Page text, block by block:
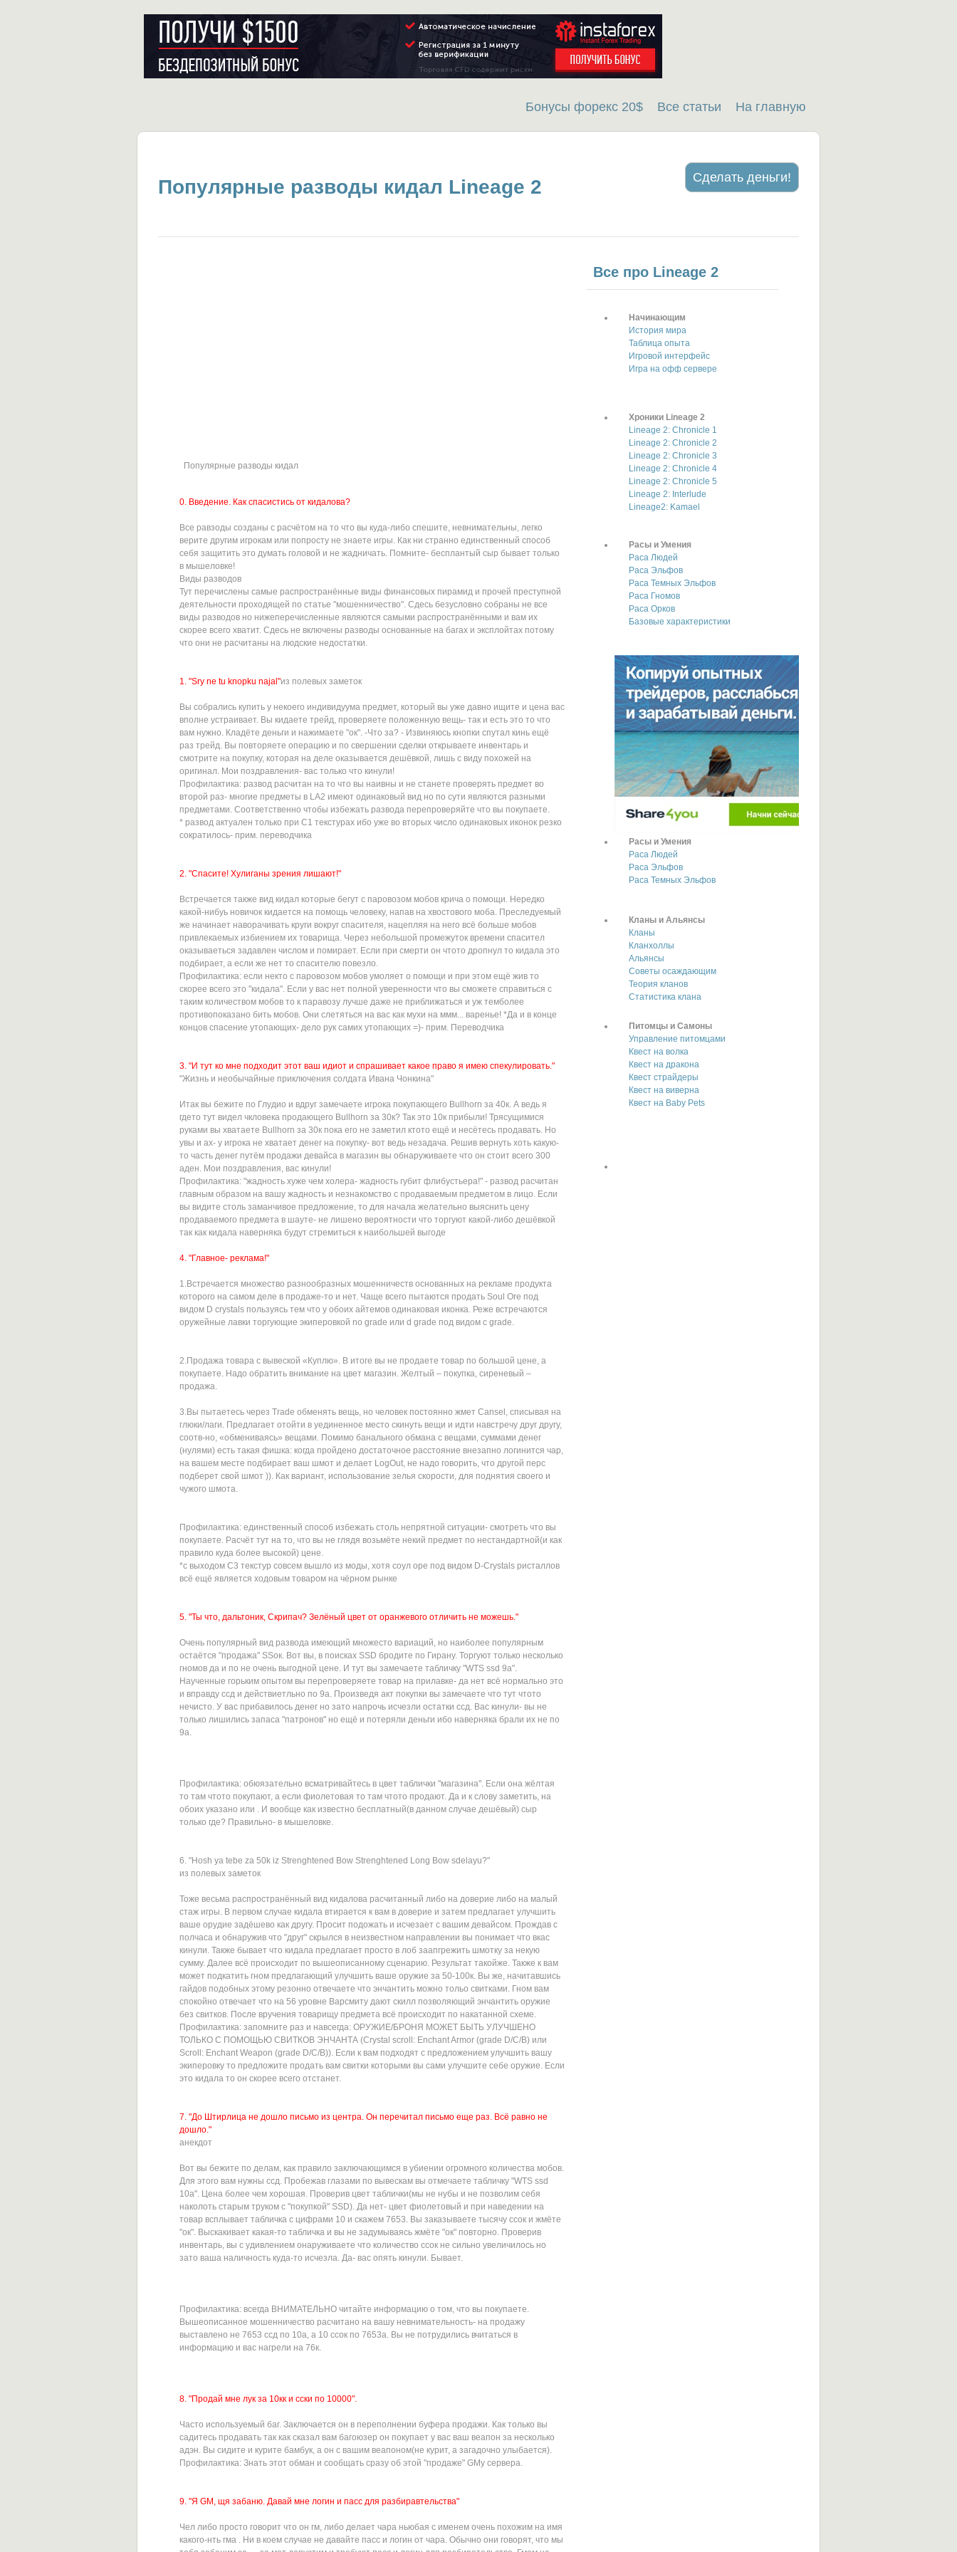
Бонусы форекс 20$ Все статьи На главную
Сделать деньги!
Популярные разводы кидал Lineage 2
Популярные разводы кидал
0. Введение. Как спасистись от кидалова?
Все равзоды созданы с расчётом на то что вы куда-либо спешите, невнимательны, легко
верите другим игрокам или попросту не знаете игры. Как ни странно единственный способ
себя защитить это думать головой и не жадничать. Помните- бесплантый сыр бывает только
в мышеловке!
Виды разводов
Тут перечислены самые распространённые виды финансовых пирамид и прочей преступной
деятельности проходящей по статье "мошенничество". Сдесь безусловно собраны не все
виды разводов но нижеперечисленные являются самыми распространёнными и вам их
скорее всего хватит. Сдесь не включены разводы основанные на багах и эксплойтах потому
что они не расчитаны на людские недостатки.
1. "Sry ne tu knopku najal"из полевых заметок
Вы собрались купить у некоего индивидуума предмет, который вы уже давно ищите и цена вас
вполне устраивает. Вы кидаете трейд, проверяете положенную вещь- так и есть это то что
вам нужно. Кладёте деньги и нажимаете "ок". -Что за? - Извиняюсь кнопки спутал кинь ещё
раз трейд. Вы повторяете операцию и по свершении сделки открываете инвентарь и
смотрите на покупку, которая на деле оказывается дешёвкой, лишь с виду похожей на
оригинал. Мои поздравления- вас только что кинули!
Профилактика: развод расчитан на то что вы наивны и не станете проверять предмет во
второй раз- многие предметы в LA2 имеют одинаковый вид но по сути являются разными
предметами. Соответственно чтобы избежать развода перепроверяйте что вы покупаете.
* развод актуален только при C1 текстурах ибо уже во вторых число одинаковых иконок резко
сократилось- прим. переводчика
2. "Спасите! Хулиганы зрения лишают!"
Встречается также вид кидал которые бегут с паровозом мобов крича о помощи. Нередко
какой-нибуь новичок кидается на помощь человеку, напав на хвостового моба. Преследуемый
же начинает наворачивать круги вокруг спасителя, нацепляя на него всё больше мобов
привлекаемых избиением их товарища. Через небольшой промежуток времени спасител
оказываеться задавлен числом и помирает. Если при смерти он чтото дропнул то кидала это
подбирает, а если же нет то спасителю повезло.
Профилактика: если некто с паровозом мобов умоляет о помощи и при этом ещё жив то
скорее всего это "кидала". Если у вас нет полной уверенности что вы сможете справиться с
таким количеством мобов то к паравозу лучше даже не приближаться и уж темболее
противопоказано бить мобов. Они слетяться на вас как мухи на ммм... варенье! *Да и в конце
концов спасение утопающих- дело рук самих утопающих =)- прим. Переводчика
3. "И тут ко мне подходит этот ваш идиот и спрашивает какое право я имею спекулировать."
"Жизнь и необычайные приключения солдата Ивана Чонкина"
Итак вы бежите по Глудио и вдруг замечаете игрока покупающего Bullhorn за 40к. А ведь я
гдето тут видел чкловека продающего Bullhorn за 30к? Так это 10к прибыли! Трясущимися
руками вы хватаете Bullhorn за 30к пока его не заметил ктото ещё и несётесь продавать. Но
увы и ах- у игрока не хватает денег на покупку- вот ведь незадача. Решив вернуть хоть какую-
то часть денег путём продажи девайса в магазин вы обнаруживаете что он стоит всего 300
аден. Мои поздравления, вас кинули!
Профилактика: "жадность хуже чем холера- жадность губит флибустьера!" - развод расчитан
главным образом на вашу жадность и незнакомство с продаваемым предметом в лицо. Если
вы видите столь заманчивое предложение, то для начала желательно выяснить цену
продаваемого предмета в шауте- не лишено вероятности что торгуют какой-либо дешёвкой
так как кидала наверняка будут стремиться к наибольшей выгоде
4. "Главное- реклама!"
1.Встречается множество разнообразных мошенничеств основанных на рекламе продукта
которого на самом деле в продаже-то и нет. Чаще всего пытаются продать Soul Ore под
видом D crystals пользуясь тем что у обоих айтемов одинаковая иконка. Реже встречаются
оружейные лавки торгующие экиперовкой no grade или d grade под видом c grade.
2.Продажа товара с вывеской «Куплю». В итоге вы не продаете товар по большой цене, а
покупаете. Надо обратить внимание на цвет магазин. Желтый – покупка, сиреневый –
продажа.
3.Вы пытаетесь через Trade обменять вещь, но человек постоянно жмет Cansel, списывая на
глюки/лаги. Предлагает отойти в уединенное место скинуть вещи и идти навстречу друг другу,
соотв-но, «обмениваясь» вещами. Помимо банального обмана с вещами, суммами денег
(нулями) есть такая фишка: когда пройдено достаточное расстояние внезапно логинится чар,
на вашем месте подбирает ваш шмот и делает LogOut, не надо говорить, что другой перс
подберет свой шмот )). Как вариант, использование зелья скорости, для поднятия своего и
чужого шмота.
Профилактика: единственный способ избежать столь непрятной ситуации- смотреть что вы
покупаете. Расчёт тут на то, что вы не глядя возьмёте некий предмет по нестандартной(и как
правило куда более высокой) цене.
*с выходом C3 текстур совсем вышло из моды, хотя соул оре под видом D-Crystals ристаллов
всё ещё является ходовым товаром на чёрном рынке
5. "Ты что, дальтоник, Скрипач? Зелёный цвет от оранжевого отличить не можешь."
Очень популярный вид развода имеющий множесто вариаций, но наиболее популярным
остаётся "продажа" SSок. Вот вы, в поисках SSD бродите по Гирану. Торгуют только несколько
гномов да и по не очень выгодной цене. И тут вы замечаете табличку "WTS ssd 9a".
Наученные горьким опытом вы перепроверяете товар на прилавке- да нет всё нормально это
и вправду ссд и действиетльно по 9а. Произведя акт покупки вы замечаете что тут чтото
нечисто. У вас прибавилось денег но зато напрочь исчезли остатки ссд. Вас кинули- вы не
только лишились запаса "патронов" но ещё и потеряли деньги ибо наверняка брали их не по
9а.
Профилактика: обюязательно всматривайтесь в цвет таблички "магазина". Если она жёлтая
то там чтото покупают, а если фиолетовая то там чтото продают. Да и к слову заметить, на
обоих указано или . И вообще как известно бесплатный(в данном случае дешёвый) сыр
только где? Правильно- в мышеловке.
6. "Hosh ya tebe za 50k iz Strenghtened Bow Strenghtened Long Bow sdelayu?"
из полевых заметок
Тоже весьма распространённый вид кидалова расчитанный либо на доверие либо на малый
стаж игры. В первом случае кидала втирается к вам в доверие и затем предлагает улучшить
ваше орудие задёшево как другу. Просит подожать и исчезает с вашим девайсом. Прождав с
полчаса и обнаружив что "друг" скрылся в неизвестном направлении вы понимает что вкас
кинули. Также бывает что кидала предлагает просто в лоб заапгрежить шмотку за некую
сумму. Далее всё происходит по вышеописанному сценарию. Результат такойже. Также к вам
может подкатить гном предлагающий улучшить ваше оружие за 50-100к. Вы же, начитавшись
гайдов подобных этому резонно отвечаете что энчантить можно тольо свитками. Гном вам
спокойно отвечает что на 56 уровне Варсмиту дают скилл позволяющий энчантить оружие
без свитков. После вручения товарищу предмета всё происходит по накатанной схеме.
Профилактика: запомните раз и навсегда: ОРУЖИЕ/БРОНЯ МОЖЕТ БЫТЬ УЛУЧШЕНО
ТОЛЬКО С ПОМОЩЬЮ СВИТКОВ ЭНЧАНТА (Crystal scroll: Enchant Armor (grade D/C/B) или
Scroll: Enchant Weapon (grade D/C/B)). Если к вам подходят с предложением улучшить вашу
экиперовку то предложите продать вам свитки которыми вы сами улучшите себе оружие. Если
это кидала то он скорее всего отстанет.
7. "До Штирлица не дошло письмо из центра. Он перечитал письмо еще раз. Всё равно не
дошло."
анекдот
Вот вы бежите по делам, как правило заключающимся в убиении огромного количества мобов.
Для этого вам нужны ссд. Пробежав глазами по вывескам вы отмечаете табличку "WTS ssd
10a". Цена более чем хорошая. Проверив цвет таблички(мы не нубы и не позволим себя
наколоть старым труком с "покупкой" SSD). Да нет- цвет фиолетовый и при наведении на
товар всплывает табличка с цифрами 10 и скажем 7653. Вы заказываете тысячу ссок и жмёте
"ок". Выскакивает какая-то табличка и вы не задумываясь жмёте "ок" повторно. Проверив
инвентарь, вы с удивлением онаруживаете что количество ссок не сильно увеличилось но
зато ваша наличность куда-то исчезла. Да- вас опять кинули. Бывает.
Профилактика: всегда ВНИМАТЕЛЬНО читайте информацию о том, что вы покупаете.
Вышеописанное мошенничество расчитано на вашу невнимательность- на продажу
выставлено не 7653 ссд по 10а, а 10 ссок по 7653а. Вы не потрудились вчитаться в
информацию и вас нагрели на 76к.
8. "Продай мне лук за 10кк и сски по 10000".
Часто используемый баг. Заключается он в переполнении буфера продажи. Как только вы
садитесь продавать так как сказал вам багоюзер он покупает у вас ваш веапон за несколько
адэн. Вы сидите и курите бамбук, а он с вашим веапоном(не курит, а загадочно улыбается).
Профилактика: Знать этот обман и сообщать сразу об этой "продаже" GMу сервера.
9. "Я GM, щя забаню. Давай мне логин и пасс для разбиравтельства"
Чел либо просто говорит что он гм, либо делает чара ньюбая с именем очень похожим на имя
какого-нть гма . Ни в коем случае не давайте пасс и логин от чара. Обычно они говорят, что мы
Все про Lineage 2
Начинающим
История мира
Таблица опыта
Игровой интерфейс
Игра на офф сервере
Хроники Lineage 2
Lineage 2: Chronicle 1
Lineage 2: Chronicle 2
Lineage 2: Chronicle 3
Lineage 2: Chronicle 4
Lineage 2: Chronicle 5
Lineage 2: Interlude
Lineage2: Kamael
Расы и Умения
Раса Людей
Раса Эльфов
Раса Темных Эльфов
Раса Гномов
Раса Орков
Базовые характеристики
Расы и Умения
Раса Людей
Раса Эльфов
Раса Темных Эльфов
Кланы и Альянсы
Кланы
Кланхоллы
Альянсы
Советы осаждающим
Теория кланов
Статистика клана
Питомцы и Самоны
Управление питомцами
Квест на волка
Квест на дракона
Квест страйдеры
Квест на виверна
Квест на Baby Pets